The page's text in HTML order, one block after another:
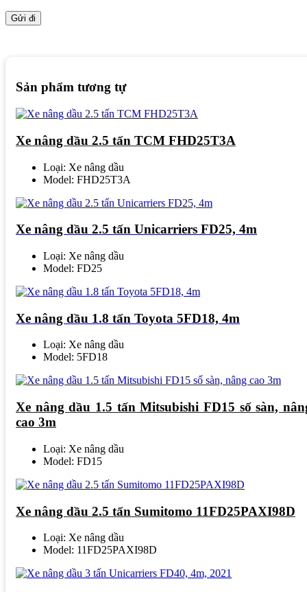
Sản phẩm tương tự
Xe nâng dầu 2.5 tấn TCM FHD25T3A
Loại: Xe nâng dầu
Model: FHD25T3A
Xe nâng dầu 2.5 tấn Unicarriers FD25, 4m
Loại: Xe nâng dầu
Model: FD25
Xe nâng dầu 1.8 tấn Toyota 5FD18, 4m
Loại: Xe nâng dầu
Model: 5FD18
Xe nâng dầu 1.5 tấn Mitsubishi FD15 số sàn,
cao 3m
Loại: Xe nâng dầu
Model: FD15
Xe nâng dầu 2.5 tấn Sumitomo 11FD25PAXI98D
Loại: Xe nâng dầu
Model: 11FD25PAXI98D